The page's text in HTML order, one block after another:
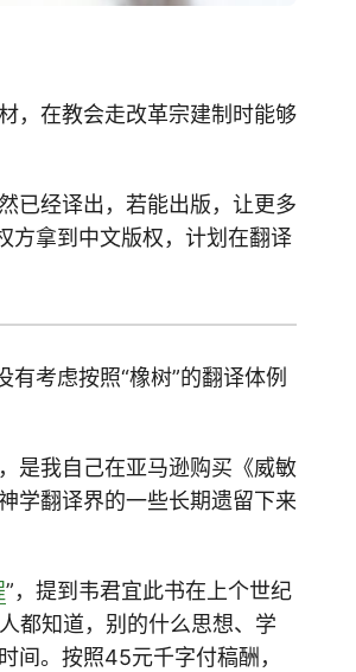
，在教会走改革宗建制时能够
已经译出，若能出版，让更多
方拿到中文版权，计划在翻译
考虑按照“橡树”的翻译体例
是我自己在亚马逊购买《威敏
学翻译界的一些长期遗留下来
”，提到韦君宜此书在上个世纪
都知道，别的什么思想、学
间。按照45元千字付稿酬，